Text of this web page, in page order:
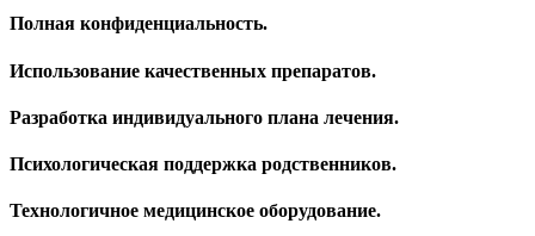
Полная конфиденциальность.
Использование качественных препаратов.
Разработка индивидуального плана лечения.
Психологическая поддержка родственников.
Технологичное медицинское оборудование.